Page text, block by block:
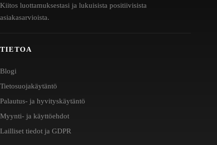
Kiitos luottamuksestasi ja lukuisista positiivisista
asiakasarvioista.
TIETOA
Blogi
Tietosuojakäytäntö
Palautus- ja hyvityskäytäntö
Myynti- ja käyttöehdot
Lailliset tiedot ja GDPR